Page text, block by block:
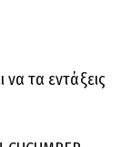
να τα εντάξεις